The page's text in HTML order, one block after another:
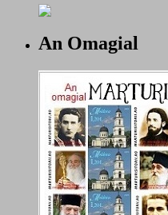
An Omagial